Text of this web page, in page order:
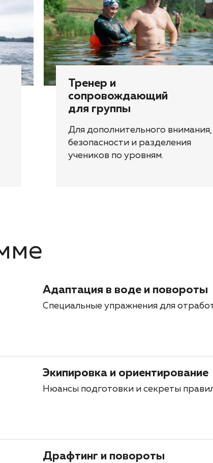
Тренер и
сопровождающий
для группы
Для дополнительного внимания,
безопасности и разделения
учеников по уровням.
Адаптация в воде и повороты
Специальные упражнения для
Экипировка и ориентирование
Нюансы подготовки и секреты
Драфтинг и повороты